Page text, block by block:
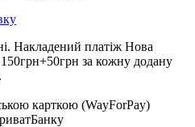
Накладений платіж Нова
за кожну додану
карткою (WayForPay)